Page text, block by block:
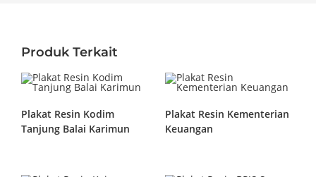
Produk Terkait
Plakat Resin Kodim
Tanjung Balai Karimun
Plakat Resin Kementerian
Keuangan